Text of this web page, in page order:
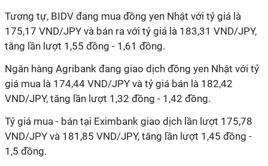
Tương tự, BIDV đang mua đồng yen Nhật với tỷ giá là
175,17 VND/JPY và bán ra với tỷ giá là 183,31 VND/JPY,
tăng lần lượt 1,55 đồng - 1,61 đồng.
Ngân hàng Agribank đang giao dịch đồng yen Nhật với tỷ
giá mua là 174,44 VND/JPY và tỷ giá bán là 182,42
VND/JPY, tăng lần lượt 1,32 đồng - 1,42 đồng.
Tỷ giá mua - bán tại Eximbank giao dịch lần lượt 175,78
VND/JPY và 181,85 VND/JPY, tăng lần lượt 1,45 đồng -
1,5 đồng.